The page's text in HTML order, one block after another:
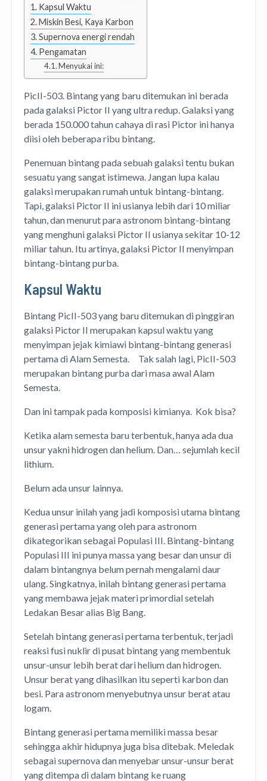
Kapsul Waktu
Miskin Besi, Kaya Karbon
Supernova energi rendah
Pengamatan
Menyukai ini:
PicII-503. Bintang yang baru ditemukan ini berada
pada galaksi Pictor II yang ultra redup. Galaksi yang
berada 150.000 tahun cahaya di rasi Pictor ini hanya
diisi oleh beberapa ribu bintang.
Penemuan bintang pada sebuah galaksi tentu bukan
sesuatu yang sangat istimewa. Jangan lupa kalau
galaksi merupakan rumah untuk bintang-bintang.
Tapi, galaksi Pictor II ini usianya lebih dari 10 miliar
tahun, dan menurut para astronom bintang-bintang
yang menghuni galaksi Pictor II usianya sekitar 10-12
miliar tahun. Itu artinya, galaksi Pictor II menyimpan
bintang-bintang purba.
Kapsul Waktu
Bintang PicII-503 yang baru ditemukan di pinggiran
galaksi Pictor II merupakan kapsul waktu yang
menyimpan jejak kimiawi bintang-bintang generasi
pertama di Alam Semesta. Tak salah lagi, PicII-503
merupakan bintang purba dari masa awal Alam
Semesta.
Dan ini tampak pada komposisi kimianya. Kok bisa?
Ketika alam semesta baru terbentuk, hanya ada dua
unsur yakni hidrogen dan helium. Dan… sejumlah kecil
lithium.
Belum ada unsur lainnya.
Kedua unsur inilah yang jadi komposisi utama bintang
generasi pertama yang oleh para astronom
dikategorikan sebagai Populasi III. Bintang-bintang
Populasi III ini punya massa yang besar dan unsur di
dalam bintangnya belum pernah mengalami daur
ulang. Singkatnya, inilah bintang generasi pertama
yang membawa jejak materi primordial setelah
Ledakan Besar alias Big Bang.
Setelah bintang generasi pertama terbentuk, terjadi
reaksi fusi nuklir di pusat bintang yang membentuk
unsur-unsur lebih berat dari helium dan hidrogen.
Unsur berat yang dihasilkan itu seperti karbon dan
besi. Para astronom menyebutnya unsur berat atau
logam.
Bintang generasi pertama memiliki massa besar
sehingga akhir hidupnya juga bisa ditebak. Meledak
sebagai supernova dan menyebar unsur-unsur berat
yang ditempa di dalam bintang ke ruang